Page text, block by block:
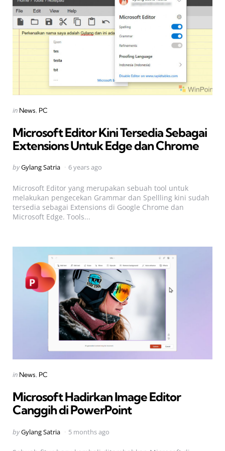
Categories
Posted
in News PC
Microsoft Editor Kini Tersedia Sebagai
Extensions Untuk Edge dan Chrome
Posted
byGylang Satria 6 years ago
Microsoft Editor yang merupakan sebuah tool untuk
melakukan pengecekan Grammar dan Spellling kini sudah
tersedia sebagai Extensions di Google Chrome dan
Microsoft Edge. Tools...
Categories
Posted
in News PC
Microsoft Hadirkan Image Editor
Canggih di PowerPoint
Posted
byGylang Satria 5 months ago